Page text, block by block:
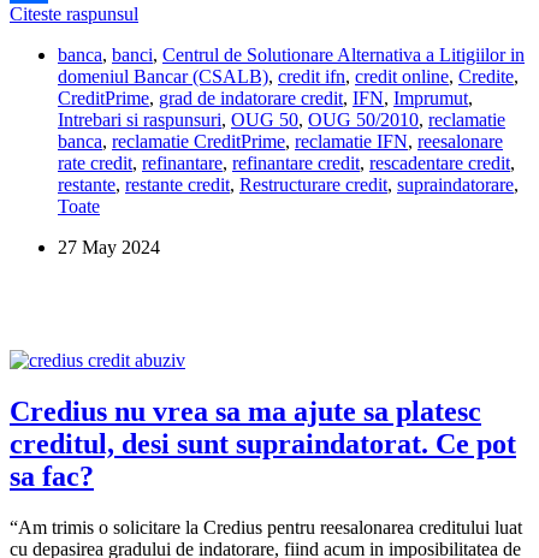
Share
Citeste raspunsul
nu
vrea
sa
ma
ajute
prin
CSALB.
banca, banci, Centrul de Solutionare Alternativa a Litigiilor in
domeniul Bancar (CSALB), credit ifn, credit online, Credite,
CreditPrime, grad de indatorare credit, IFN, Imprumut,
Intrebari si raspunsuri, OUG 50, OUG 50/2010, reclamatie
banca, reclamatie CreditPrime, reclamatie IFN, reesalonare
rate credit, refinantare, refinantare credit, rescadentare credit,
restante, restante credit, Restructurare credit, supraindatorare,
Toate
27 May 2024
Credius nu vrea sa ma ajute sa platesc
creditul, desi sunt supraindatorat. Ce pot
sa fac?
“Am trimis o solicitare la Credius pentru reesalonarea creditului luat
cu depasirea gradului de indatorare, fiind acum in imposibilitatea de